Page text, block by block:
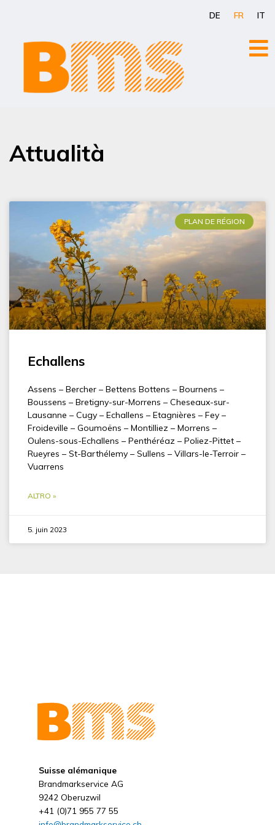
DE FR IT
Attualità
PLAN DE RÉGION
Echallens
Assens – Bercher – Bettens Bottens – Bournens –
Boussens – Bretigny-sur-Morrens – Cheseaux-sur-
Lausanne – Cugy – Echallens – Etagnières – Fey –
Froideville – Goumoëns – Montilliez – Morrens –
Oulens-sous-Echallens – Penthéréaz – Poliez-Pittet –
Rueyres – St-Barthélemy – Sullens – Villars-le-Terroir –
Vuarrens
ALTRO »
5. juin 2023
Suisse alémanique
Brandmarkservice AG
9242 Oberuzwil
+41 (0)71 955 77 55